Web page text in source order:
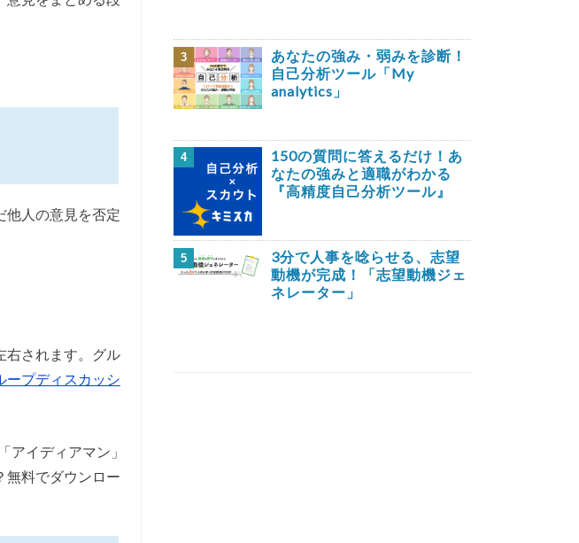
他人の意見を否定
右されます。グル
ープディスカッシ
アイディアマン」
無料でダウンロー
3
あなたの強み・弱みを診断！
自己分析ツール「My
analytics」
4
150の質問に答えるだけ！あ
なたの強みと適職がわかる
『高精度自己分析ツール』
5
3分で人事を唸らせる、志望
動機が完成！「志望動機ジェ
ネレーター」